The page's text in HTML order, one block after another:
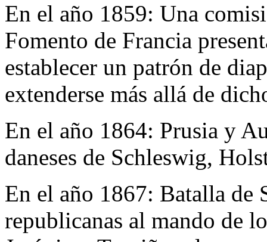
En el año 1859: Una
Fomento de Francia
establecer un patrón de
extenderse más allá de
En el año 1864: Prusia y
daneses de Schleswig,
En el año 1867: Batalla de
republicanas al mando de